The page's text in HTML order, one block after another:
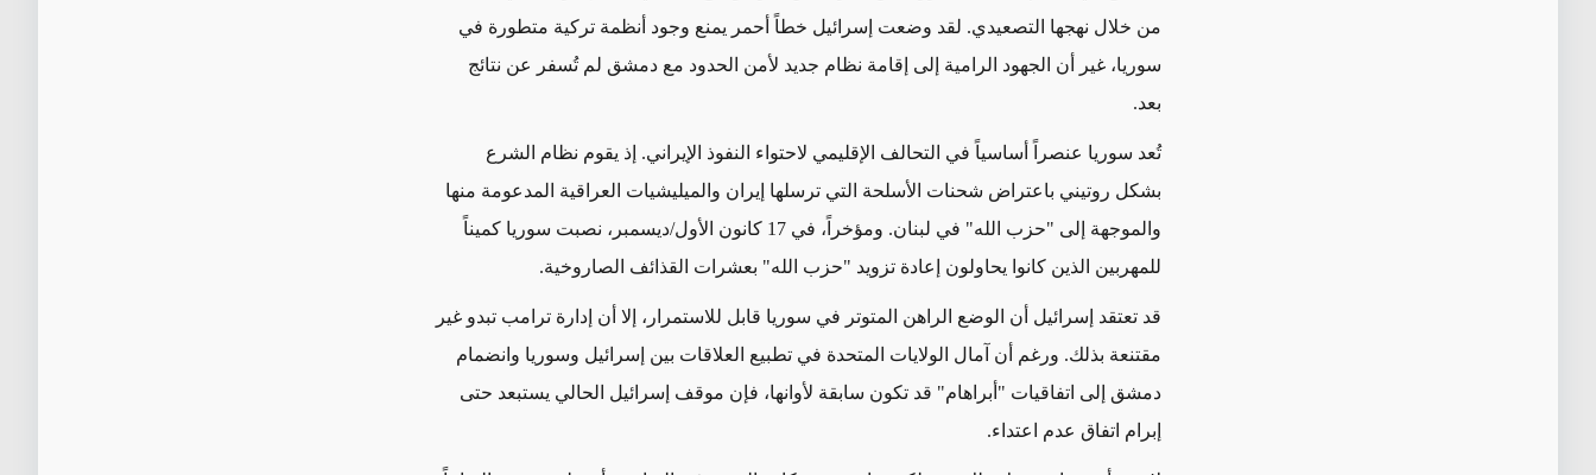
من خلال نهجها التصعيدي. لقد وضعت إسرائيل خطاً أحمر يمنع وجود أنظمة تركية متطورة في
سوريا، غير أن الجهود الرامية إلى إقامة نظام جديد لأمن الحدود مع دمشق لم تُسفر عن نتائج
بعد.
تُعد سوريا عنصراً أساسياً في التحالف الإقليمي لاحتواء النفوذ الإيراني. إذ يقوم نظام الشرع
بشكل روتيني باعتراض شحنات الأسلحة التي ترسلها إيران والميليشيات العراقية المدعومة منها
والموجهة إلى "حزب الله" في لبنان. ومؤخراً، في 17 كانون الأول/ديسمبر، نصبت سوريا كميناً
للمهربين الذين كانوا يحاولون إعادة تزويد "حزب الله" بعشرات القذائف الصاروخية.
قد تعتقد إسرائيل أن الوضع الراهن المتوتر في سوريا قابل للاستمرار، إلا أن إدارة ترامب تبدو غير
مقتنعة بذلك. ورغم أن آمال الولايات المتحدة في تطبيع العلاقات بين إسرائيل وسوريا وانضمام
دمشق إلى اتفاقيات "أبراهام" قد تكون سابقة لأوانها، فإن موقف إسرائيل الحالي يستبعد حتى
إبرام اتفاق عدم اعتداء.